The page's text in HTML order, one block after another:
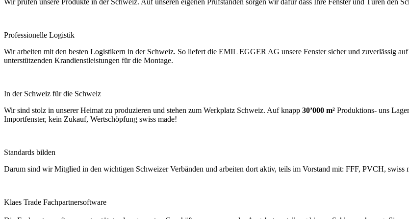
Wir prüfen unsere Produkte in der Schweiz. Auf unseren eigenen Prüfständen sorgen wir dafür dass Ihre Fenster und Türen den
Professionelle Logistik
Wir arbeiten mit den besten Logistikern in der Schweiz. So liefert die EMIL EGGER AG unsere Fenster sicher und zuverlässig
unterstützenden Krandienstleistungen für die Montage.
In der Schweiz für die Schweiz
Wir sind stolz in unserer Heimat zu produzieren und stehen zum Werkplatz Schweiz. Auf knapp 30’000 m² Produktions- uns
Importfenster, kein Zukauf, Wertschöpfung swiss made!
Standards bilden
Darum sind wir Mitglied in den wichtigen Schweizer Verbänden und arbeiten dort aktiv, teils im Vorstand mit: FFF, PVCH, swiss
Klaes Trade Fachpartnersoftware